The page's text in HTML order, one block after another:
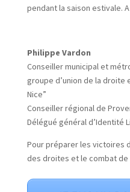
pendant la saison estivale.
Philippe Vardon
Conseiller municipal et
groupe d’union de la
Nice”
Conseiller régional de
Délégué général d’Identité
Pour préparer les victoires
des droites et le combat de